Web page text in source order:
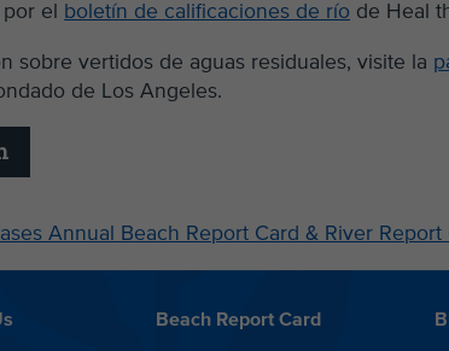
el
boletín de calificaciones de río de Heal
sobre vertidos de aguas residuales, visite la
de Los Angeles.
Annual Beach Report Card & River Report
Beach Report Card